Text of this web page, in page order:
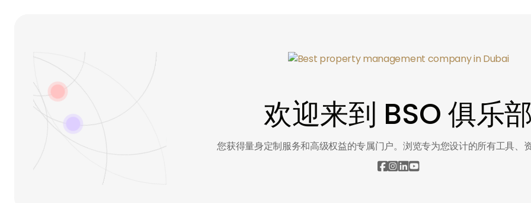
欢迎来到 BSO 俱乐部
您获得量身定制服务和高级权益的专属门户。浏览专为您设计的所有工具、资
 